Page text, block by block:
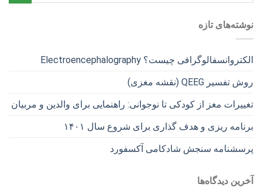
نوشته‌های تازه
الکتروانسفالوگرافی چیست؟ Electroencephalography
روش تفسیر QEEG (نقشه مغزی)
تغییرات مغز از کودکی تا نوجوانی: راهنمایی برای والدین و مربیان
برنامه ریزی و هدف گذاری برای شروع سال ۱۴۰۱
پرسشنامه سنجش شادکامی آکسفورد
آخرین دیدگاه‌ها